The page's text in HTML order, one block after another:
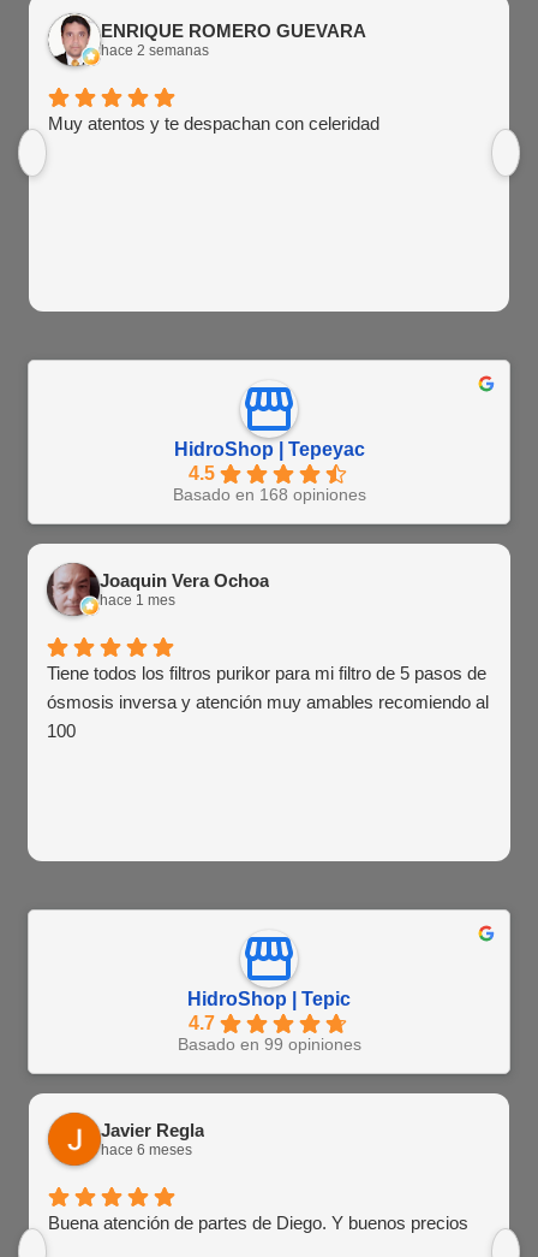
ENRIQUE ROMERO GUEVARA
hace 2 semanas
Muy atentos y te despachan con celeridad
HidroShop | Tepeyac
4.5
Basado en 168 opiniones
Joaquin Vera Ochoa
hace 1 mes
Tiene todos los filtros purikor para mi filtro de 5 pasos de
ósmosis inversa y atención muy amables recomiendo al
100
HidroShop | Tepic
4.7
Basado en 99 opiniones
Javier Regla
hace 6 meses
Buena atención de partes de Diego. Y buenos precios